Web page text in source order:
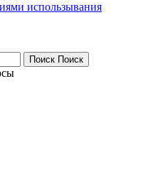
использывания
Поиск Поиск